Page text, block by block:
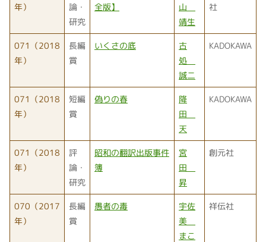
年）
論・
研究
全版】
山
靖生
社
071（2018
年）
長編
賞
いくさの底
古
処
誠二
KADOKAWA
071（2018
年）
短編
賞
偽りの春
降
田
天
KADOKAWA
071（2018
年）
評
論・
研究
昭和の翻訳出版事件
簿
宮
田
昇
創元社
070（2017
年）
長編
賞
愚者の毒
宇佐
美
まこ
祥伝社